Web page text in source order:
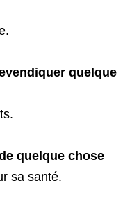
quelque
quelque chose
sa santé.